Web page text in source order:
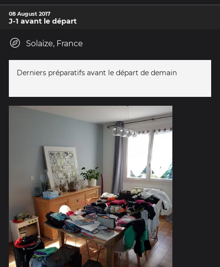
08 August 2017
J-1 avant le départ
Solaize, France
Derniers préparatifs avant le départ de demain